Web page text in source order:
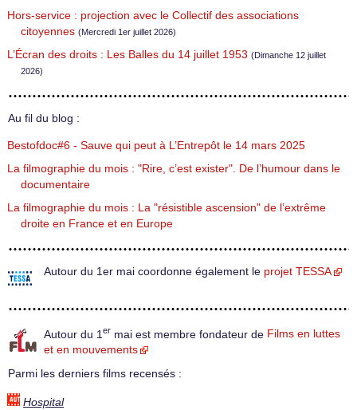
Hors-service : projection avec le Collectif des associations
citoyennes (Mercredi 1er juillet 2026)
L’Écran des droits : Les Balles du 14 juillet 1953 (Dimanche 12 juillet
2026)
Au fil du blog :
Bestofdoc#6 - Sauve qui peut à L’Entrepôt le 14 mars 2025
La filmographie du mois : "Rire, c’est exister". De l’humour dans le
documentaire
La filmographie du mois : La "résistible ascension" de l’extrême
droite en France et en Europe
Autour du 1er mai coordonne également le projet TESSA
Autour du 1 er mai est membre fondateur de Films en luttes
et en mouvements
Parmi les derniers films recensés :
Hospital